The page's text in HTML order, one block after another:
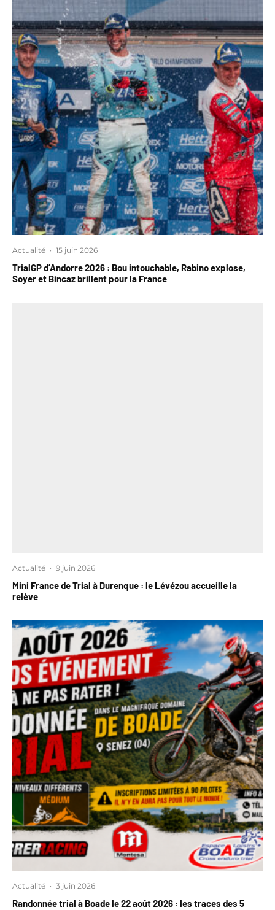
Actualité · 15 juin 2026
TrialGP d’Andorre 2026 : Bou intouchable, Rabino explose,
Soyer et Bincaz brillent pour la France
Actualité · 9 juin 2026
Mini France de Trial à Durenque : le Lévézou accueille la
relève
Actualité · 3 juin 2026
Randonnée trial à Boade le 22 août 2026 : les traces des 5